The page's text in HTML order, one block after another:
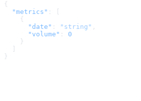
{
  "metrics"
: [
    {
      "date"
: "string" ,
      "volume"
: 0
    }
}